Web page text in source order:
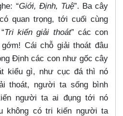
“Giới, Định, Tuệ”. Ba cây
quan trọng, tới cuối cùng
Tri kiến giải thoát” các con
Cái chỗ giải thoát đâu
Định các con như gốc cây
kiểu gì, như cục đá thì nó
thoát, người ta sống bình
người ta ai đụng tới nó
không có tri kiến người ta